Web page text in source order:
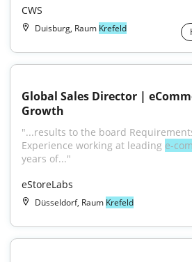
CWS
Duisburg, Raum Krefeld
Global Sales Director |
Growth
"...results to the board
Experience working at leading e-
years of..."
eStoreLabs
Düsseldorf, Raum Krefeld